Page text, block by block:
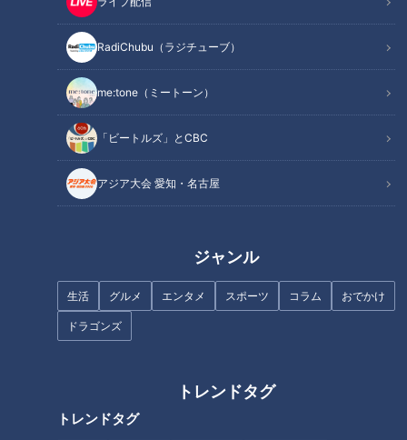
RadiChubu（ラジチューブ）
me:tone（ミートーン）
「ビートルズ」とCBC
アジア大会 愛知・名古屋
ジャンル
生活 グルメ エンタメ スポーツ コラム おでかけ
ドラゴンズ
トレンドタグ
トレンドタグ
撮影：CBCテレビ
この記事の画像を見る
この記事を見たあなたへのおすすめ
名物のタコが取れない？海水温
上昇で｢死活問題｣に…21歳の漁
師が仕掛けるブランド化戦略
トレ！？